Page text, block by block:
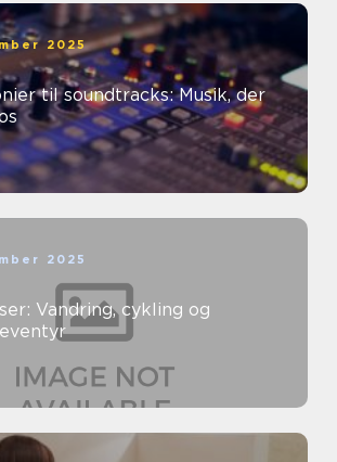
2025
til soundtracks: Musik, der
2025
Vandring, cykling og